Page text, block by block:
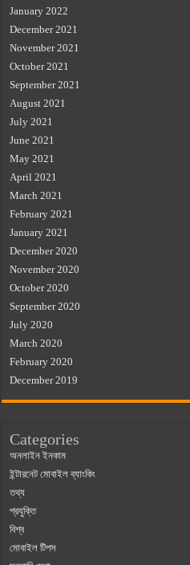
January 2022
December 2021
November 2021
October 2021
September 2021
August 2021
July 2021
June 2021
May 2021
April 2021
March 2021
February 2021
January 2021
December 2020
November 2020
October 2020
September 2020
July 2020
March 2020
February 2020
December 2019
Categories
অনলাইন ইনকাম
ইন্টারনেট মোবাইল ব্যাংকিং
তথ্য
প্রযুক্তি
বিশ্ব
মোবাইল টিপস